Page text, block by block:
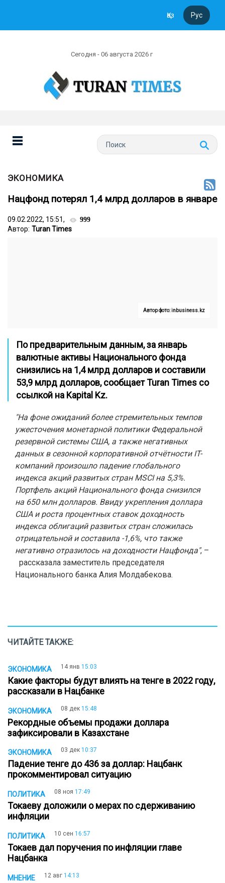
Қаз Рус
Сегодня - 06 августа 2026 г
ЭКОНОМИКА
Нацфонд потерял 1,4 млрд долларов в январе
09.02.2022, 15:51, 999
Автор: Turan Times
Автор фото: inbusiness.kz
По предварительным данным, за январь
валютные активы Национального фонда
снизились на 1,4 млрд долларов и составили
53,9 млрд долларов, сообщаетTuran Times со
ссылкой на Kapital Kz.
"На фоне ожиданий более стремительных темпов
ужесточения монетарной политики Федеральной
резервной системы США, а также негативных
данных в сезонной корпоративной отчётности IT-
компаний произошло падение глобального
индекса акций развитых стран MSCI на 5,3%.
Портфель акций Национального фонда снизился
на 650 млн долларов. Ввиду укрепления доллара
США и роста процентных ставок доходность
индекса облигаций развитых стран сложилась
отрицательной и составила -1,6%, что также
негативно отразилось на доходности Нацфонда", –
рассказала заместитель председателя
Национального банка Алия Молдабекова.
ЧИТАЙТЕ ТАКЖЕ:
ЭКОНОМИКА 14 янв 15:03
Какие факторы будут влиять на тенге в 2022 году,
рассказали в Нацбанке
ЭКОНОМИКА 08 дек 15:48
Рекордные объемы продажи доллара
зафиксировали в Казахстане
ЭКОНОМИКА 03 дек 10:37
Падение тенге до 436 за доллар: Нацбанк
прокомментировал ситуацию
ПОЛИТИКА 08 ноя 17:49
Токаеву доложили о мерах по сдерживанию
инфляции
ПОЛИТИКА 10 сен 16:57
Токаев дал поручения по инфляции главе
Нацбанка
МНЕНИЕ 12 авг 14:13